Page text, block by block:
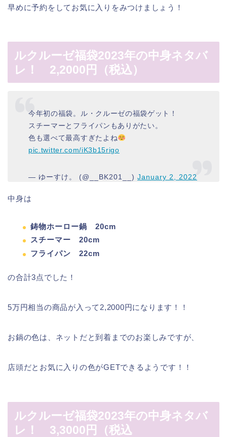
早めに予約をしてお気に入りをみつけましょう！
ルクルーゼ福袋2023年の中身ネタバ
レ！ 2,2000円（税込）
今年初の福袋。ル・クルーゼの福袋ゲット！
スチーマーとフライパンもありがたい。
色も選べて最高すぎたよね
pic.twitter.com/iK3b15rigo
— ゆーすけ。 (@__BK201__)January 2, 2022
中身は
鋳物ホーロー鍋 20cm
スチーマー 20cm
フライパン 22cm
の合計3点でした！
5万円相当の商品が入って2,2000円になります！！
お鍋の色は、ネットだと到着までのお楽しみですが、
店頭だとお気に入りの色がGETできるようです！！
ルクルーゼ福袋2023年の中身ネタバ
レ！ 3,3000円（税込